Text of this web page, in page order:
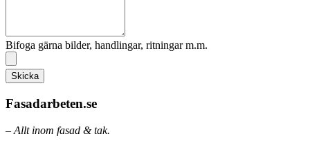
Bifoga gärna bilder, handlingar, ritningar m.m.
Skicka
Fasadarbeten.se
– Allt inom fasad & tak.